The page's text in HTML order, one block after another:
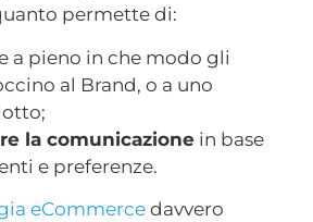
permette di:
a pieno in che modo gli
al Brand, o a uno
la comunicazione in base
e preferenze.
eCommerce davvero